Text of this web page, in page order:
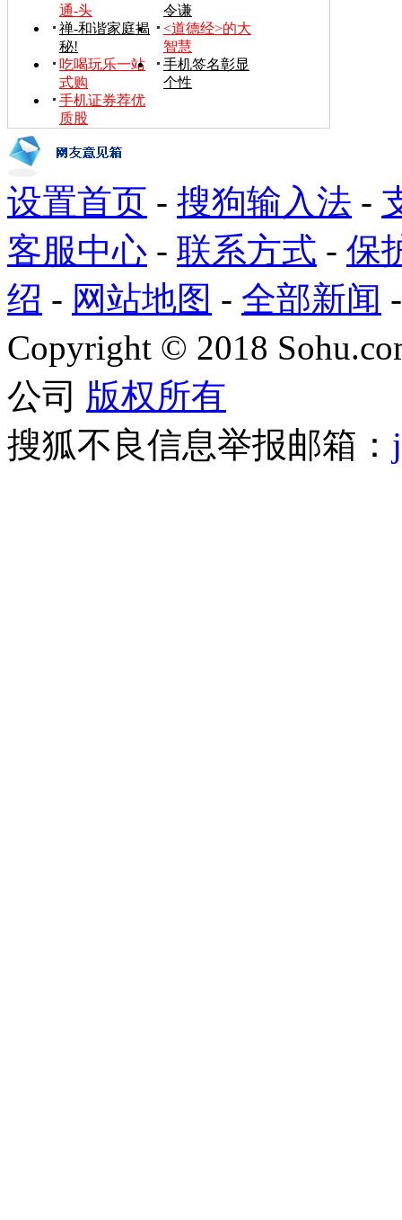
通-头
令谦
禅-和谐家庭揭
秘!
<道德经>的大
智慧
吃喝玩乐一站
式购
手机签名彰显
个性
手机证券荐优
质股
设置首页 - 搜狗输入法 -
客服中心 - 联系方式 - 保
绍 - 网站地图 - 全部新闻
Copyright © 2018
公司 版权所有
搜狐不良信息举报邮箱：